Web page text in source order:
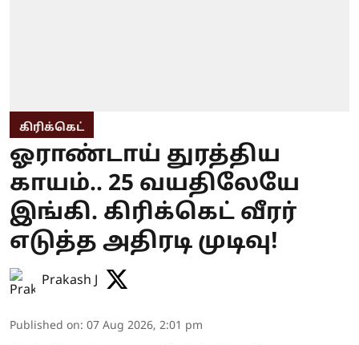
கிரிக்கெட்
ஓராண்டாய் துரத்திய
காயம்.. 25 வயதிலேயே
இங்கி. கிரிக்கெட் வீரர்
எடுத்த அதிரடி முடிவு!
Prakash J
Published on: 07 Aug 2026, 2:01 pm